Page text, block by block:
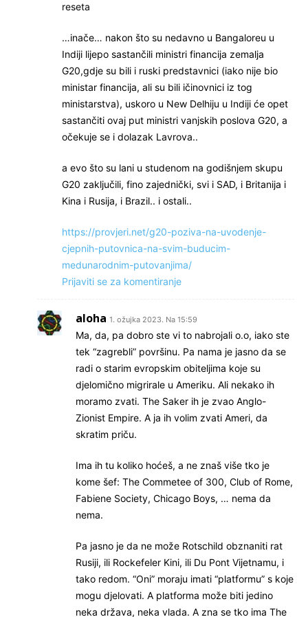
reseta
…inače… nakon što su nedavno u Bangaloreu u
Indiji lijepo sastančili ministri financija zemalja
G20,gdje su bili i ruski predstavnici (iako nije bio
ministar financija, ali su bili ičinovnici iz tog
ministarstva), uskoro u New Delhiju u Indiji će opet
sastančiti ovaj put ministri vanjskih poslova G20, a
očekuje se i dolazak Lavrova..
a evo što su lani u studenom na godišnjem skupu
G20 zaključili, fino zajednički, svi i SAD, i Britanija i
Kina i Rusija, i Brazil.. i ostali..
https://provjeri.net/g20-poziva-na-uvodenje-
cjepnih-putovnica-na-svim-buducim-
medunarodnim-putovanjima/
Prijaviti se za komentiranje
aloha 1. ožujka 2023. Na 15:59
Ma, da, pa dobro ste vi to nabrojali o.o, iako ste
tek “zagrebli” površinu. Pa nama je jasno da se
radi o starim evropskim obiteljima koje su
djelomično migrirale u Ameriku. Ali nekako ih
moramo zvati. The Saker ih je zvao Anglo-
Zionist Empire. A ja ih volim zvati Ameri, da
skratim priču.
Ima ih tu koliko hoćeš, a ne znaš više tko je
kome šef: The Commetee of 300, Club of Rome,
Fabiene Society, Chicago Boys, … nema da
nema.
Pa jasno je da ne može Rotschild obznaniti rat
Rusiji, ili Rockefeler Kini, ili Du Pont Vijetnamu, i
tako redom. “Oni” moraju imati “platformu” s koje
mogu djelovati. A platforma može biti jedino
neka država, neka vlada. A zna se tko ima The